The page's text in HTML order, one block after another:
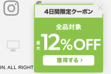
ALL RIGHTS RESERVED.